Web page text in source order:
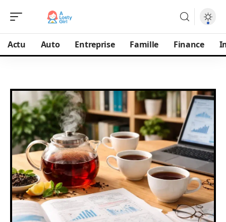
Actu Auto Entreprise Famille Finance